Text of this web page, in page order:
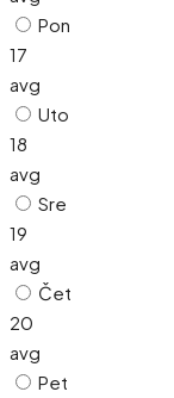
Pon
17
avg
Uto
18
avg
Sre
19
avg
Čet
20
avg
Pet